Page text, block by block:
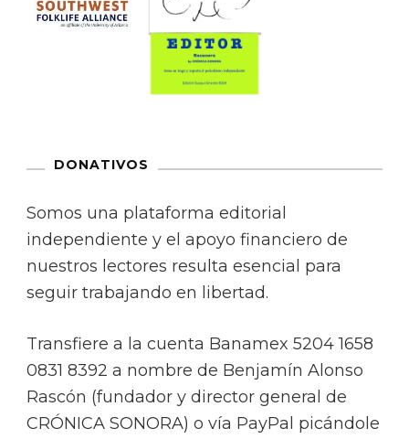
DONATIVOS
Somos una plataforma editorial
independiente y el apoyo financiero de
nuestros lectores resulta esencial para
seguir trabajando en libertad.
Transfiere a la cuenta Banamex 5204 1658
0831 8392 a nombre de Benjamín Alonso
Rascón (fundador y director general de
CRÓNICA SONORA) o vía PayPal picándole